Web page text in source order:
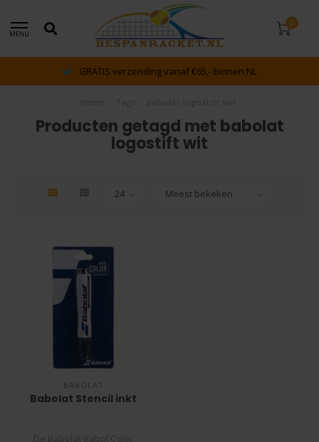
MENU
0
GRATIS verzending vanaf €65,- binnen NL
Producten getagd met babolat
logostift wit
BABOLAT
Babolat Stencil inkt